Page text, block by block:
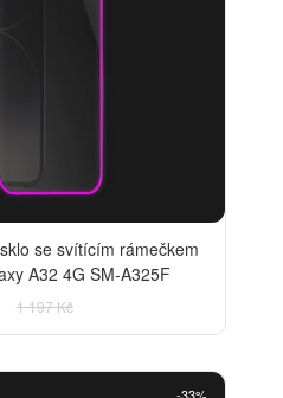
se svítícím rámečkem
A32 4G SM-A325F
1 197 Kč